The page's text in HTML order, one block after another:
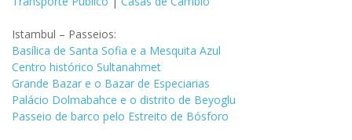
Istambul – Passeios:
Basílica de Santa Sofia e a Mesquita Azul
Centro histórico Sultanahmet
Grande Bazar e o Bazar de Especiarias
Palácio Dolmabahce e o distrito de Beyoglu
Passeio de barco pelo Estreito de Bósforo